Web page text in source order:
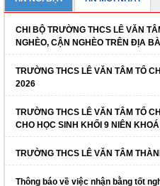
CHI BỘ TRƯỜNG THCS LÊ VĂN
NGHÈO, CẬN NGHÈO TRÊN ĐỊA
TRƯỜNG THCS LÊ VĂN TÂM TỔ
2026
TRƯỜNG THCS LÊ VĂN TÂM TỔ
CHO HỌC SINH KHỐI 9 NIÊN
TRƯỜNG THCS LÊ VĂN TÂM
Thông báo về việc nhận bằng tốt